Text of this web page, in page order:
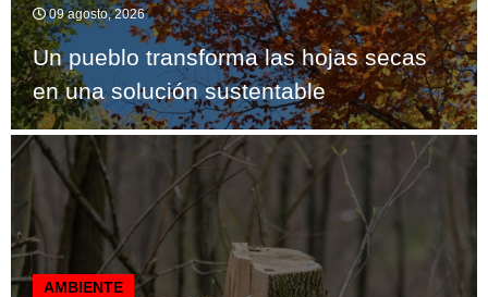
09 agosto, 2026
Un pueblo transforma las hojas secas
en una solución sustentable
AMBIENTE